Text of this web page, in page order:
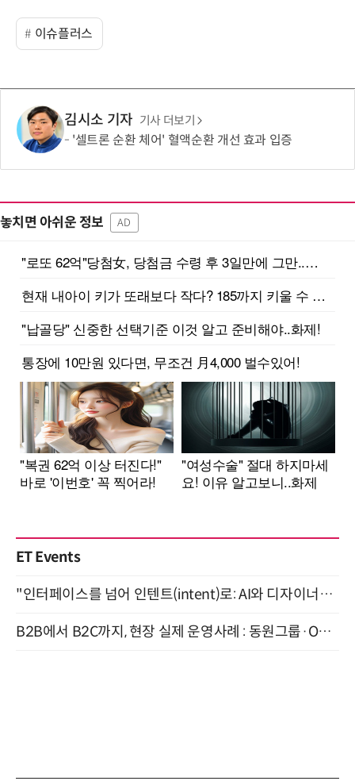
이슈플러스
김시소 기자 기사 더보기
'셀트론 순환 체어' 혈액순환 개선 효과 입증
놓치면 아쉬운 정보 AD
ET Events
"인터페이스를 넘어 인텐트(intent)로: AI와 디자이너가 함께 만드는 공존의 UX" 강남역 (9/2)
B2B에서 B2C까지, 현장 실제 운영사례 : 동원그룹·OCI·다이닝브랜즈그룹·당근 (8/27)